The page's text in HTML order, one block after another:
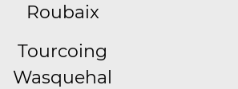
Roubaix
Tourcoing
Wasquehal